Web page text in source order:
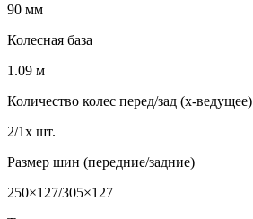
90 мм
Колесная база
1.09 м
Количество колес перед/зад (x-ведущее)
2/1x шт.
Размер шин (передние/задние)
250×127/305×127